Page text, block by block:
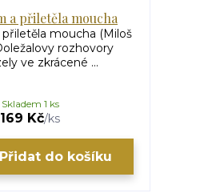
a přiletěla moucha
přiletěla moucha (Miloš
rozhovory
ve zkrácené ...
169 Kč/ks
Skladem 1 ks
Přidat do košíku